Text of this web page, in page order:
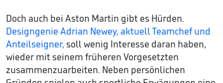
Doch auch bei Aston Martin gibt es Hürden.
Designgenie Adrian Newey, aktuell Teamchef und
Anteilseigner, soll wenig Interesse daran haben,
wieder mit seinem früheren Vorgesetzten
zusammenzuarbeiten. Neben persönlichen